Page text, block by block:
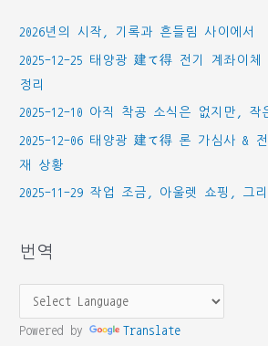
2026년의 시작, 기록과 흔들림 사이에서
2025-12-25 태양광 建て得 전기 계좌이체
정리
2025-12-10 아직 착공 소식은 없지만, 작
2025-12-06 태양광 建て得 론 가심사 &
재 상황
2025-11-29 작업 조금, 아울렛 쇼핑, 그
번역
Powered by Translate